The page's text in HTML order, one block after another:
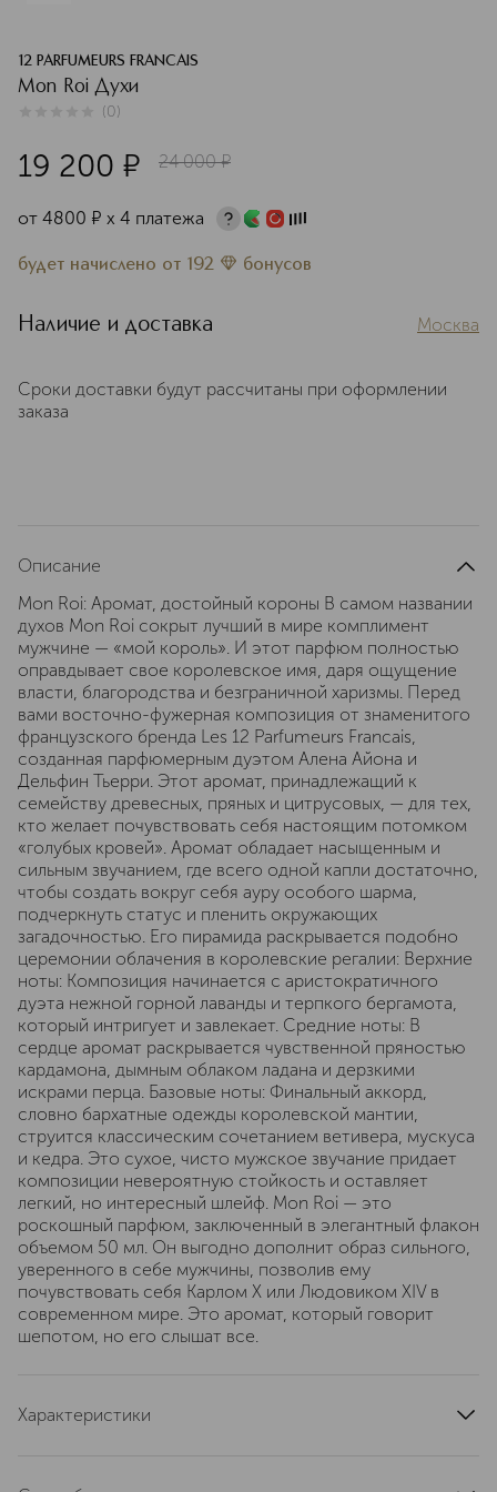
12 PARFUMEURS FRANCAIS
Mon Roi Духи
(0)
19 200 ¤ 24 000 ¤
от 4800 ¤ х 4 платежа
будет начислено от 192 бонусов
Наличие и доставка Москва
Сроки доставки будут рассчитаны при оформлении
заказа
Описание
Mon Roi: Аромат, достойный короны В самом названии
духов Mon Roi сокрыт лучший в мире комплимент
мужчине — «мой король». И этот парфюм полностью
оправдывает свое королевское имя, даря ощущение
власти, благородства и безграничной харизмы. Перед
вами восточно-фужерная композиция от знаменитого
французского бренда Les 12 Parfumeurs Francais,
созданная парфюмерным дуэтом Алена Айона и
Дельфин Тьерри. Этот аромат, принадлежащий к
семейству древесных, пряных и цитрусовых, — для тех,
кто желает почувствовать себя настоящим потомком
«голубых кровей». Аромат обладает насыщенным и
сильным звучанием, где всего одной капли достаточно,
чтобы создать вокруг себя ауру особого шарма,
подчеркнуть статус и пленить окружающих
загадочностью. Его пирамида раскрывается подобно
церемонии облачения в королевские регалии: Верхние
ноты: Композиция начинается с аристократичного
дуэта нежной горной лаванды и терпкого бергамота,
который интригует и завлекает. Средние ноты: В
сердце аромат раскрывается чувственной пряностью
кардамона, дымным облаком ладана и дерзкими
искрами перца. Базовые ноты: Финальный аккорд,
словно бархатные одежды королевской мантии,
струится классическим сочетанием ветивера, мускуса
и кедра. Это сухое, чисто мужское звучание придает
композиции невероятную стойкость и оставляет
легкий, но интересный шлейф. Mon Roi — это
роскошный парфюм, заключенный в элегантный флакон
объемом 50 мл. Он выгодно дополнит образ сильного,
уверенного в себе мужчины, позволив ему
почувствовать себя Карлом X или Людовиком XIV в
современном мире. Это аромат, который говорит
шепотом, но его слышат все.
Характеристики
ноты сердца